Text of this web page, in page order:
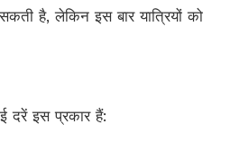
है, लेकिन इस बार यात्रियों को
दरें इस प्रकार हैं: